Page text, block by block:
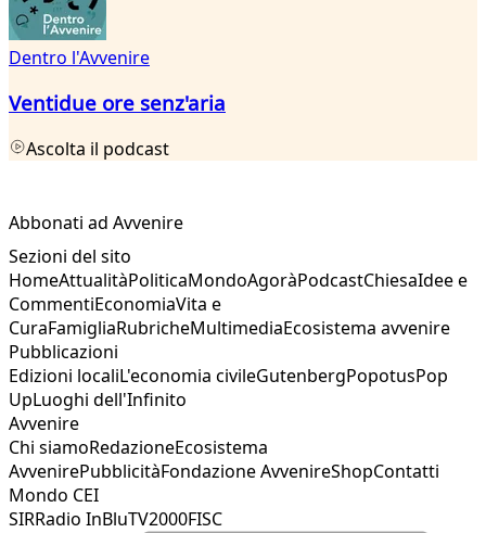
Dentro l'Avvenire
Ventidue ore senz'aria
Ascolta il podcast
Abbonati ad Avvenire
Sezioni del sito
HomeAttualitàPoliticaMondoAgoràPodcastChiesaIdee e
CommentiEconomiaVita e
CuraFamigliaRubricheMultimediaEcosistema avvenire
Pubblicazioni
Edizioni localiL'economia civileGutenbergPopotusPop
UpLuoghi dell'Infinito
Avvenire
Chi siamoRedazioneEcosistema
AvvenirePubblicitàFondazione AvvenireShopContatti
Mondo CEI
SIRRadio InBluTV2000FISC